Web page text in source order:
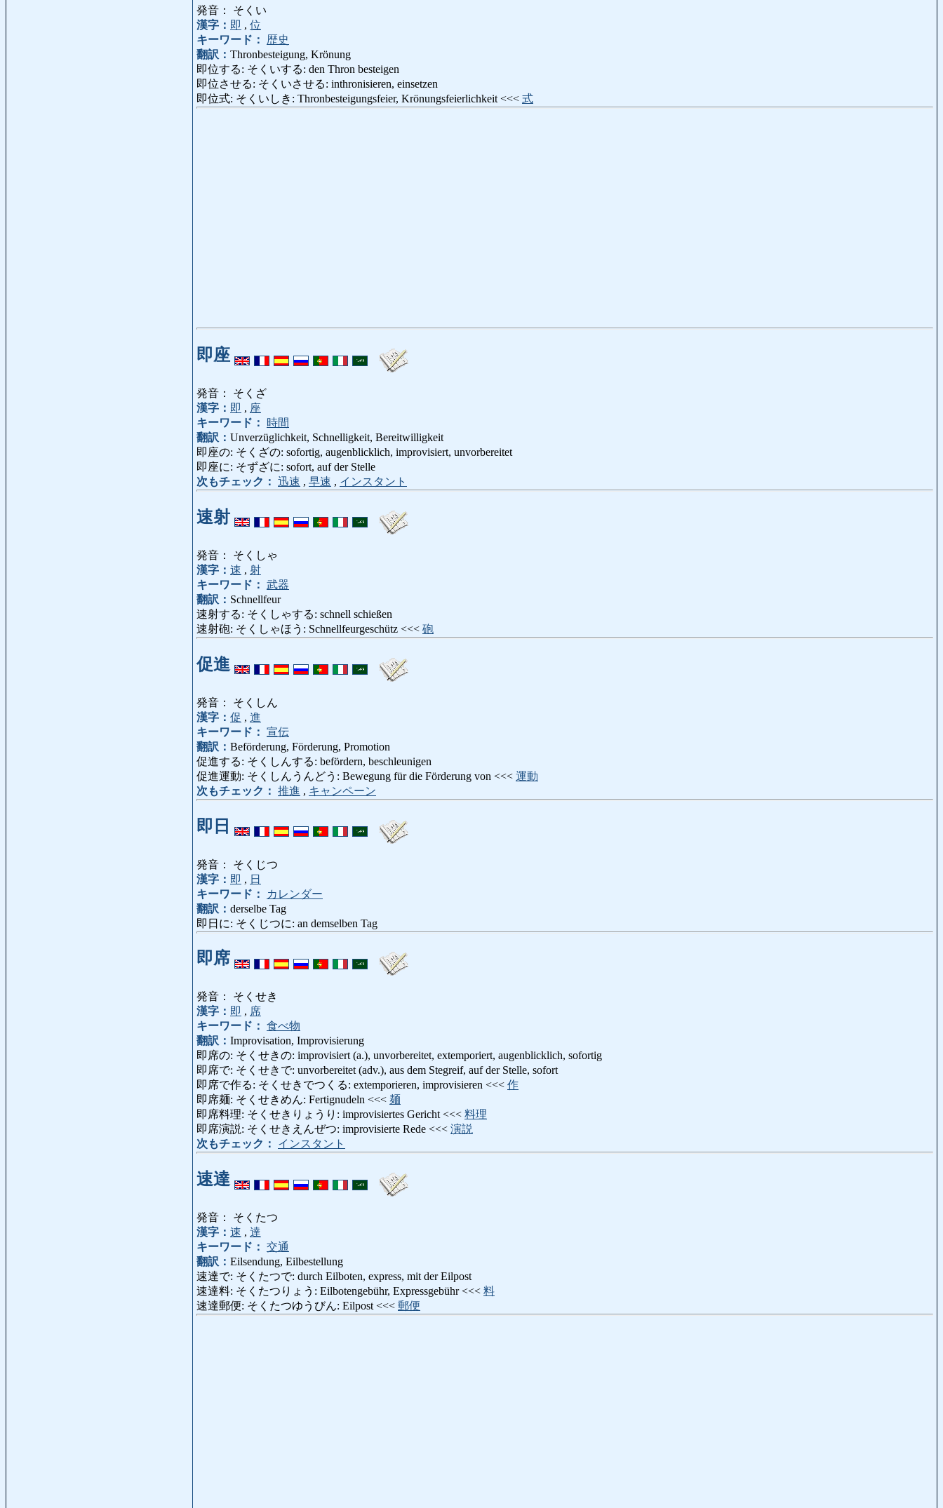
発音： そくい
漢字： 即 , 位
キーワード：
歴史
翻訳： Thronbesteigung, Krönung
即位する: そくいする: den Thron besteigen
即位させる: そくいさせる: inthronisieren, einsetzen
即位式: そくいしき: Thronbesteigungsfeier, Krönungsfeierlichkeit <<< 式
即座
発音： そくざ
漢字： 即 , 座
キーワード：
時間
翻訳： Unverzüglichkeit, Schnelligkeit, Bereitwilligkeit
即座の: そくざの: sofortig, augenblicklich, improvisiert, unvorbereitet
即座に: そずざに: sofort, auf der Stelle
次もチェック： 迅速 , 早速 , インスタント
速射
発音： そくしゃ
漢字： 速 , 射
キーワード： 武器
翻訳： Schnellfeur
速射する: そくしゃする: schnell schießen
速射砲: そくしゃほう: Schnellfeurgeschütz <<< 砲
促進
発音： そくしん
漢字： 促 , 進
キーワード： 宣伝
翻訳： Beförderung, Förderung, Promotion
促進する: そくしんする: befördern, beschleunigen
促進運動: そくしんうんどう: Bewegung für die Förderung von <<< 運動
次もチェック： 推進 , キャンペーン
即日
発音： そくじつ
漢字： 即 , 日
キーワード：
カレンダー
翻訳： derselbe Tag
即日に: そくじつに: an demselben Tag
即席
発音： そくせき
漢字： 即 , 席
キーワード： 食べ物
翻訳： Improvisation, Improvisierung
即席の: そくせきの: improvisiert (a.), unvorbereitet, extemporiert, augenblicklich, sofortig
即席で: そくせきで: unvorbereitet (adv.), aus dem Stegreif, auf der Stelle, sofort
即席で作る: そくせきでつくる: extemporieren, improvisieren <<< 作
即席麺: そくせきめん: Fertignudeln <<< 麺
即席料理: そくせきりょうり: improvisiertes Gericht <<< 料理
即席演説: そくせきえんぜつ: improvisierte Rede <<< 演説
次もチェック：
インスタント
速達
発音： そくたつ
漢字： 速 , 達
キーワード： 交通
翻訳： Eilsendung, Eilbestellung
速達で: そくたつで: durch Eilboten, express, mit der Eilpost
速達料: そくたつりょう: Eilbotengebühr, Expressgebühr <<< 料
速達郵便: そくたつゆうびん: Eilpost <<< 郵便